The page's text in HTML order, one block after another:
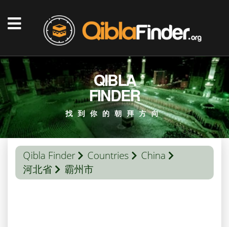
QIBLA
FINDER
找到你的朝拜方向
Qibla Finder Countries
China
河北省
霸州市